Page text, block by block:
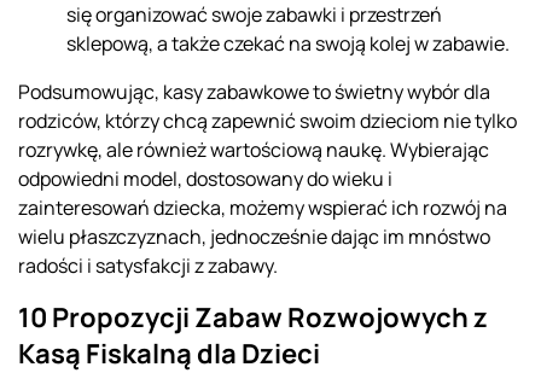
się organizować swoje zabawki i przestrzeń
sklepową, a także czekać na swoją kolej w zabawie.
Podsumowując, kasy zabawkowe to świetny wybór dla
rodziców, którzy chcą zapewnić swoim dzieciom nie tylko
rozrywkę, ale również wartościową naukę. Wybierając
odpowiedni model, dostosowany do wieku i
zainteresowań dziecka, możemy wspierać ich rozwój na
wielu płaszczyznach, jednocześnie dając im mnóstwo
radości i satysfakcji z zabawy.
10 Propozycji Zabaw Rozwojowych z
Kasą Fiskalną dla Dzieci